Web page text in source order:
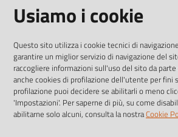
I dati personali pubblicati sono
previste dalla direttiva comunitaria
36/2006
Usiamo i cookie
Questo sito utilizza i cookie tecnici di
garantire un miglior servizio di navigazione del
raccogliere informazioni sull'uso del sito da
anche cookies di profilazione dell'utente per fini
profilazione puoi decidere se abilitarli o meno
'Impostazioni'. Per saperne di più, su come
abilitarne solo alcuni, consulta la nostraCookie